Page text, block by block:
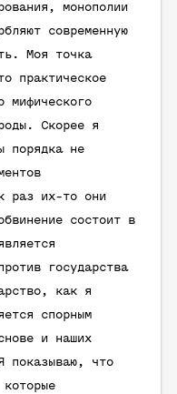
монополии
современную
Моя точка
практическое
мифического
Скорее я
порядка не
раз их-то они
состоит в
государства
как я
спорным
и наших
показываю, что